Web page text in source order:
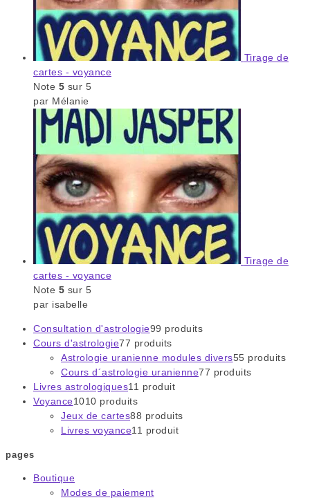
Tirage de
cartes - voyance
Note 5 sur 5
par Mélanie
Tirage de
cartes - voyance
Note 5 sur 5
par isabelle
Consultation d'astrologie99 produits
Cours d'astrologie77 produits
Astrologie uranienne modules divers55 produits
Cours d´astrologie uranienne77 produits
Livres astrologiques11 produit
Voyance1010 produits
Jeux de cartes88 produits
Livres voyance11 produit
pages
Boutique
Modes de paiement